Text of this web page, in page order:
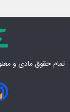
تمام حقوق مادی‌ و